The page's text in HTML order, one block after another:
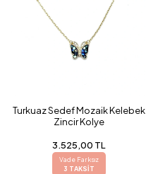
Turkuaz Sedef Mozaik Kelebek
Zincir Kolye
3.525,00 TL
Vade Farksız
3 TAKSİT